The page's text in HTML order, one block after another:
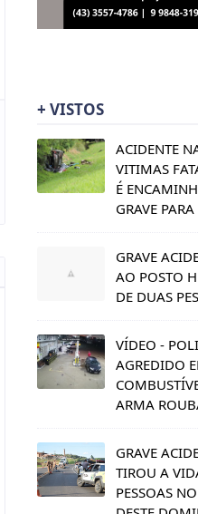
+ VISTOS
ACIDENTE
VITIMAS
É
GRAVE
GRAVE
AO POSTO
DE DUAS
VÍDEO -
AGREDIDO
ARMA
GRAVE
TIROU A
PESSOAS